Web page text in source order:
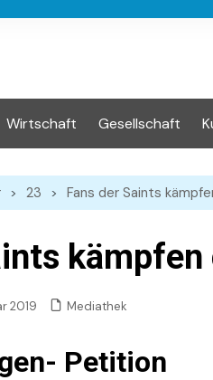
Wirtschaft Gesellschaft
23 Fans der Saints
kämpfen
2019 Mediathek
Petition